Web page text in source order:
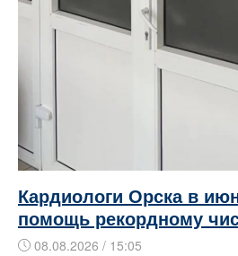
Кардиологи Орска в
помощь рекордному
08.08.2026 / 15:05